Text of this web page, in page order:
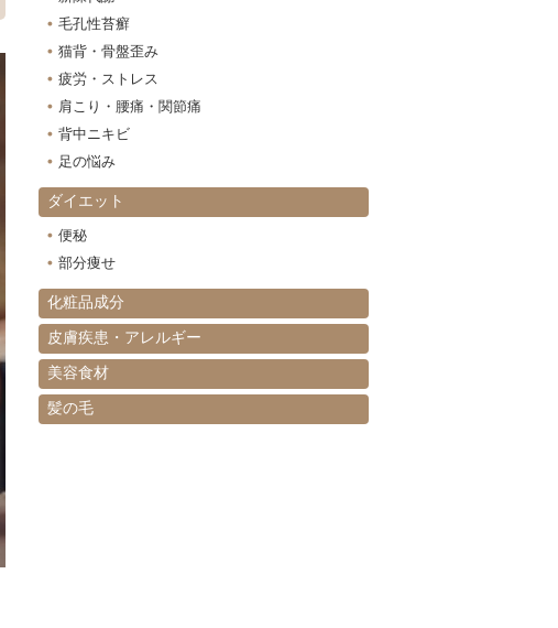
毛孔性苔癬
猫背・骨盤歪み
疲労・ストレス
肩こり・腰痛・関節痛
背中ニキビ
足の悩み
ダイエット
便秘
部分痩せ
化粧品成分
皮膚疾患・アレルギー
美容食材
髪の毛